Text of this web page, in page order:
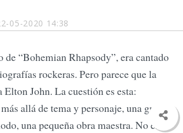
05-2020 14:38
“Bohemian Rhapsody”, era cantado
rockeras. Pero parece que la
John. La cuestión es esta:
allá de tema y personaje, una gran
una pequeña obra maestra. No es